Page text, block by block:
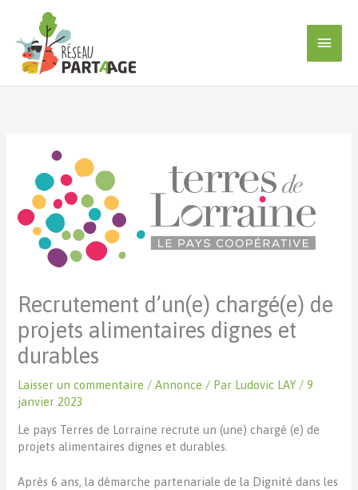
contenu
Recrutement d’un(e) chargé(e) de
projets alimentaires dignes et
durables
Laisser un commentaire /Annonce / Par Ludovic LAY /9
janvier 2023
Le pays Terres de Lorraine recrute un (une) chargé (e) de
projets alimentaires dignes et durables.
Après 6 ans, la démarche partenariale de la Dignité dans les